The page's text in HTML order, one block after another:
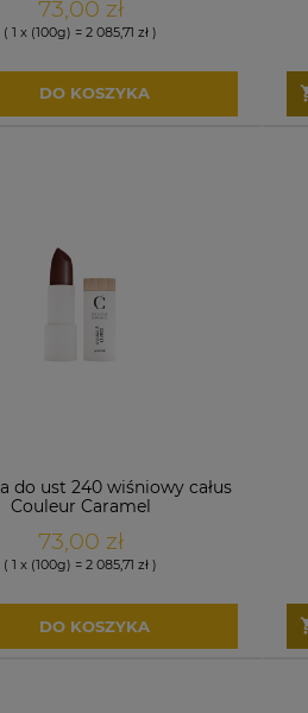
73,00 zł
( 1 x (100g) = 2 085,71 zł )
DO KOSZYKA
do ust 240 wiśniowy całus
Couleur Caramel
73,00 zł
( 1 x (100g) = 2 085,71 zł )
DO KOSZYKA